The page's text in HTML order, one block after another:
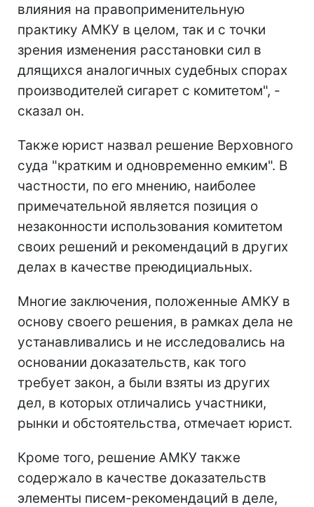
влияния на правоприменительную
практику АМКУ в целом, так и с точки
зрения изменения расстановки сил в
длящихся аналогичных судебных спорах
производителей сигарет с комитетом", -
сказал он.
Также юрист назвал решение Верховного
суда "кратким и одновременно емким". В
частности, по его мнению, наиболее
примечательной является позиция о
незаконности использования комитетом
своих решений и рекомендаций в других
делах в качестве преюдициальных.
Многие заключения, положенные АМКУ в
основу своего решения, в рамках дела не
устанавливались и не исследовались на
основании доказательств, как того
требует закон, а были взяты из других
дел, в которых отличались участники,
рынки и обстоятельства, отмечает юрист.
Кроме того, решение АМКУ также
содержало в качестве доказательств
элементы писем-рекомендаций в деле,